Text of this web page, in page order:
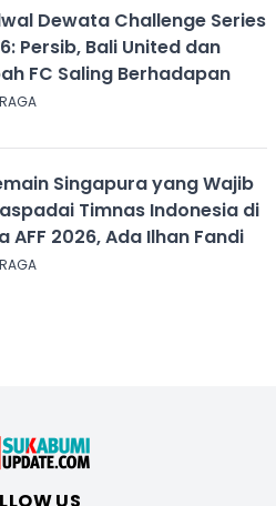
Dewata Challenge Series
Persib, Bali United dan
FC Saling Berhadapan
Singapura yang Wajib
Timnas Indonesia di
AFF 2026, Ada Ilhan Fandi
US